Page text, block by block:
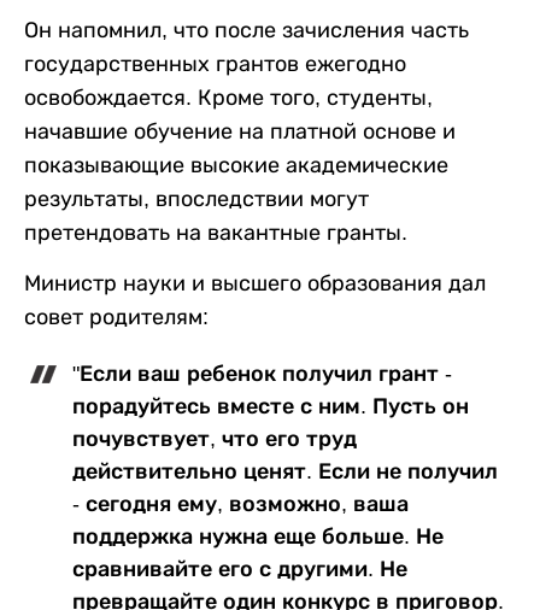
Он напомнил, что после зачисления часть
государственных грантов ежегодно
освобождается. Кроме того, студенты,
начавшие обучение на платной основе и
показывающие высокие академические
результаты, впоследствии могут
претендовать на вакантные гранты.
Министр науки и высшего образования дал
совет родителям:
"Если ваш ребенок получил грант -
порадуйтесь вместе с ним. Пусть он
почувствует, что его труд
действительно ценят. Если не получил
- сегодня ему, возможно, ваша
поддержка нужна еще больше. Не
сравнивайте его с другими. Не
превращайте один конкурс в приговор.